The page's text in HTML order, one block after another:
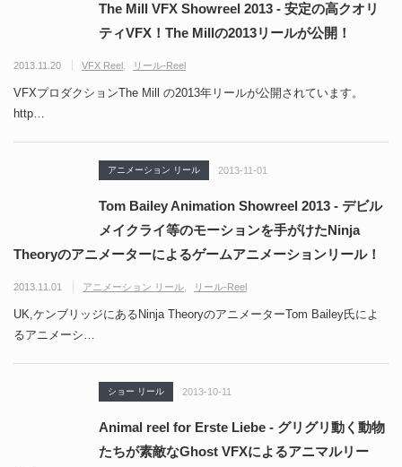
The Mill VFX Showreel 2013 - 安定の高クオリ
ティVFX！The Millの2013リールが公開！
2013.11.20 VFX Reel リール-Reel
VFXプロダクションThe Mill の2013年リールが公開されています。
http…
アニメーション リール 2013-11-01
Tom Bailey Animation Showreel 2013 - デビル
メイクライ等のモーションを手がけたNinja
Theoryのアニメーターによるゲームアニメーションリール！
2013.11.01 アニメーション リール リール-Reel
UK,ケンブリッジにあるNinja TheoryのアニメーターTom Bailey氏によ
るアニメーシ…
ショー リール 2013-10-11
Animal reel for Erste Liebe - グリグリ動く動物
たちが素敵なGhost VFXによるアニマルリー